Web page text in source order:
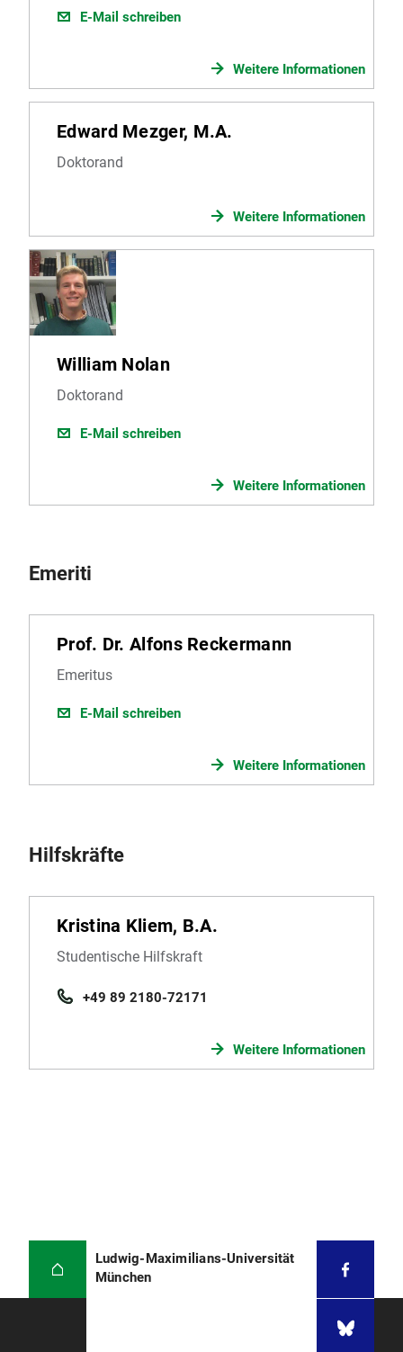
E-Mail schreiben
Weitere Informationen
Edward Mezger, M.A.
Doktorand
Weitere Informationen
William Nolan
Doktorand
E-Mail schreiben
Weitere Informationen
Emeriti
Prof. Dr. Alfons Reckermann
Emeritus
E-Mail schreiben
Weitere Informationen
Hilfskräfte
Kristina Kliem, B.A.
Studentische Hilfskraft
+49 89 2180-72171
Weitere Informationen
Ludwig-Maximilians-Universität
München